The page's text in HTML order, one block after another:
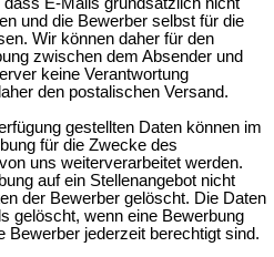
und die Bewerber selbst für die
Wir können daher für den
zwischen dem Absender und
keine Verantwortung
den postalischen Versand.
gestellten Daten können im
für die Zwecke des
uns weiterverarbeitet werden.
auf ein Stellenangebot nicht
der Bewerber gelöscht. Die Daten
gelöscht, wenn eine Bewerbung
jederzeit berechtigt sind.